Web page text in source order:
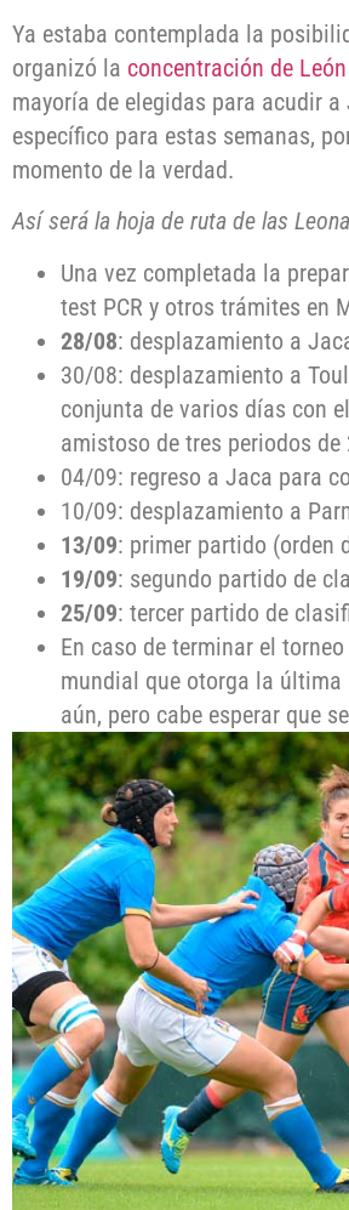
Ya estaba contemplada la
organizó la concentración de
mayoría de elegidas para acudir
específico para estas semanas,
momento de la verdad.
Así será la hoja de ruta de las
Una vez completada la
test PCR y otros trámites en
28/08: desplazamiento a
30/08: desplazamiento a
conjunta de varios días con el
amistoso de tres periodos
04/09: regreso a Jaca para
10/09: desplazamiento a
13/09: primer partido (orden
19/09: segundo partido de
25/09: tercer partido de
En caso de terminar el
mundial que otorga la última
aún, pero cabe esperar que